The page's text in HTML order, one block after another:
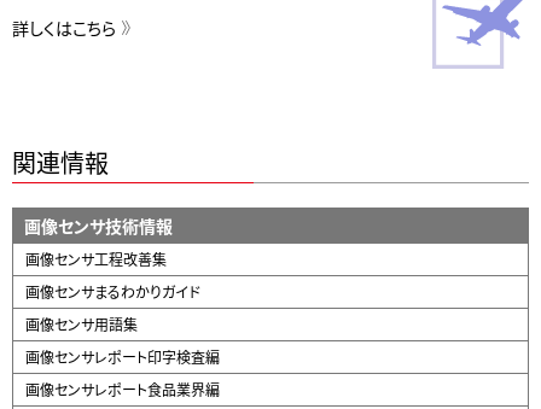
詳しくはこちら
関連情報
画像センサ技術情報
画像センサ工程改善集
画像センサまるわかりガイド
画像センサ用語集
画像センサレポート印字検査編
画像センサレポート食品業界編